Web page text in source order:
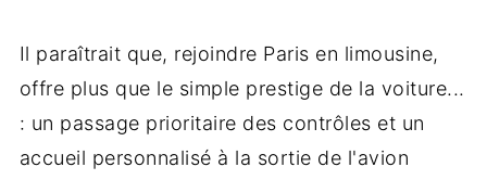
Il paraîtrait que, rejoindre Paris en limousine,
offre plus que le simple prestige de la voiture...
: un passage prioritaire des contrôles et un
accueil personnalisé à la sortie de l'avion